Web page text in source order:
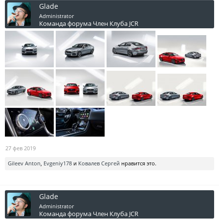
Glade
Administrator
Команда форума Член Клуба JCR
27 фев 2019
Gileev Anton, Evgeniy178 и Ковалев Сергей нравится это.
Glade
Administrator
Команда форума Член Клуба JCR